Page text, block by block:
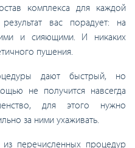
комплекса для каждой
вас порадует: на
и сияющими. И никаких
пушения.
дают быстрый, но
не получится навсегда
для этого нужно
за ними ухаживать.
перечисленных процедур